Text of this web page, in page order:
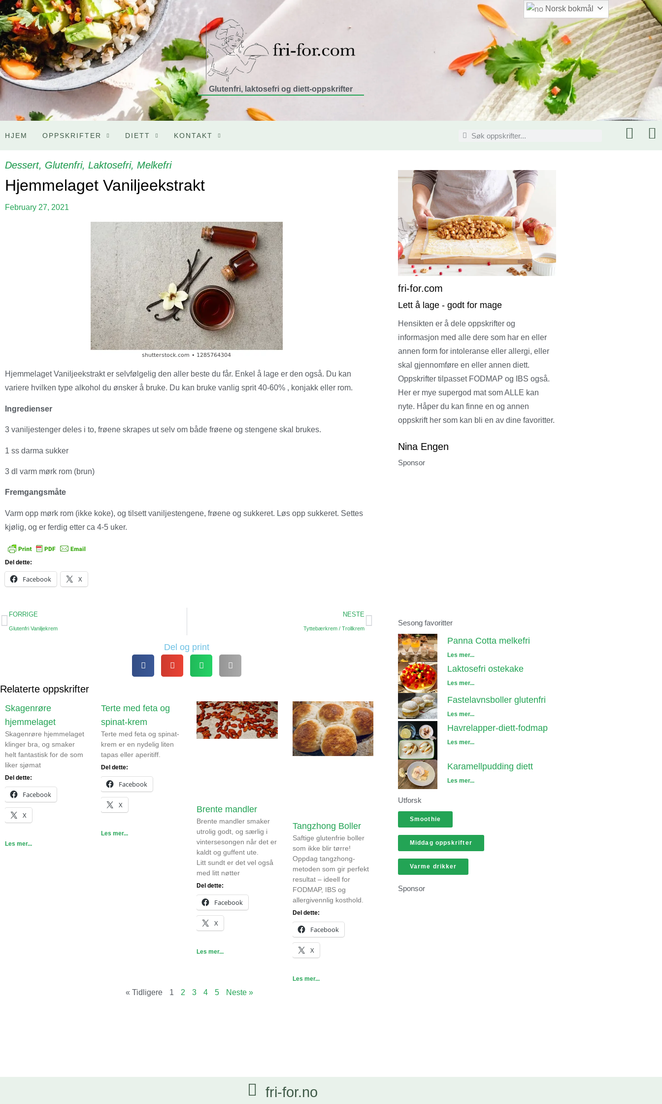
Glutenfri, laktosefri og diett-oppskrifter
HJEM OPPSKRIFTER DIETT KONTAKT
Dessert, Glutenfri, Laktosefri, Melkefri
Hjemmelaget Vaniljeekstrakt
February 27, 2021
Hjemmelaget Vaniljeekstrakt er selvfølgelig den aller beste du får. Enkel å lage er den også. Du kan
variere hvilken type alkohol du ønsker å bruke. Du kan bruke vanlig sprit 40-60% , konjakk eller rom.
Ingredienser
3 vaniljestenger deles i to, frøene skrapes ut selv om både frøene og stengene skal brukes.
1 ss darma sukker
3 dl varm mørk rom (brun)
Fremgangsmåte
Varm opp mørk rom (ikke koke), og tilsett vaniljestengene, frøene og sukkeret. Løs opp sukkeret. Settes
kjølig, og er ferdig etter ca 4-5 uker.
Del dette:
Facebook X
FORRIGE
Glutenfri Vaniljekrem
NESTE
Tyttebærkrem / Trollkrem
Del og print
Relaterte oppskrifter
Skagenrøre
hjemmelaget
Skagenrøre hjemmelaget
klinger bra, og smaker
helt fantastisk for de som
liker sjømat
Del dette:
Facebook
X
Les mer...
Terte med feta og
spinat-krem
Terte med feta og spinat-
krem er en nydelig liten
tapas eller aperitiff.
Del dette:
Facebook
X
Les mer...
Brente mandler
Brente mandler smaker
utrolig godt, og særlig i
vintersesongen når det er
kaldt og guffent ute.
Litt sundt er det vel også
med litt nøtter
Del dette:
Facebook
X
Les mer...
Tangzhong Boller
Saftige glutenfrie boller
som ikke blir tørre!
Oppdag tangzhong-
metoden som gir perfekt
resultat – ideell for
FODMAP, IBS og
allergivennlig kosthold.
Del dette:
Facebook
X
Les mer...
« Tidligere 1 2 3 4 5 Neste »
fri-for.com
Lett å lage - godt for mage
Hensikten er å dele oppskrifter og
informasjon med alle dere som har en eller
annen form for intoleranse eller allergi, eller
skal gjennomføre en eller annen diett.
Oppskrifter tilpasset FODMAP og IBS også.
Her er mye supergod mat som ALLE kan
nyte. Håper du kan finne en og annen
oppskrift her som kan bli en av dine favoritter.
Nina Engen
Sponsor
Sesong favoritter
Panna Cotta melkefri
Les mer...
Laktosefri ostekake
Les mer...
Fastelavnsboller glutenfri
Les mer...
Havrelapper-diett-fodmap
Les mer...
Karamellpudding diett
Les mer...
Utforsk
Smoothie
Middag oppskrifter
Varme drikker
Sponsor
fri-for.no
Norsk bokmål